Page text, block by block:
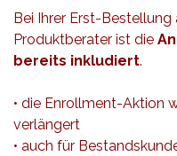
Bei Ihrer Erst-
Produktberater ist die
bereits inkludiert.
• die Enrollment-Aktion
verlängert
• auch für